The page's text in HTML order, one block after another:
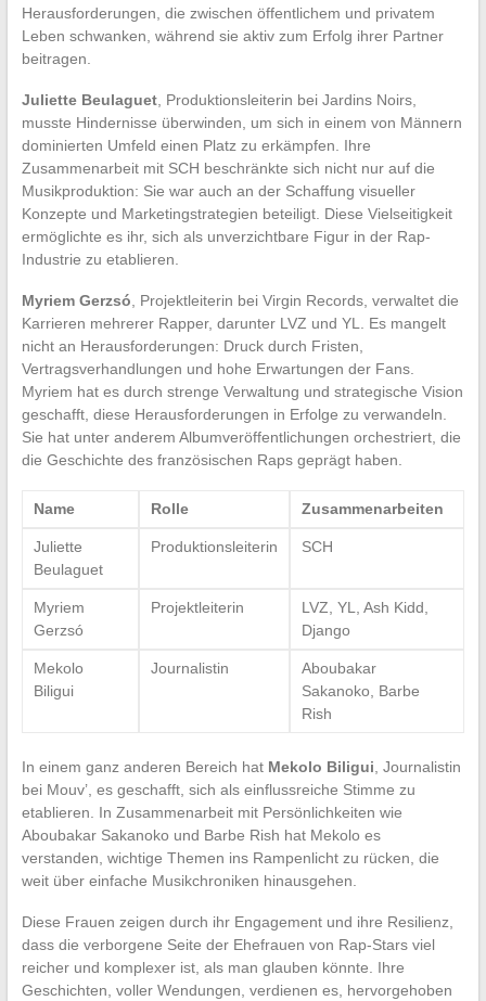
Herausforderungen, die zwischen öffentlichem und privatem
Leben schwanken, während sie aktiv zum Erfolg ihrer Partner
beitragen.
Juliette Beulaguet, Produktionsleiterin bei Jardins Noirs,
musste Hindernisse überwinden, um sich in einem von Männern
dominierten Umfeld einen Platz zu erkämpfen. Ihre
Zusammenarbeit mit SCH beschränkte sich nicht nur auf die
Musikproduktion: Sie war auch an der Schaffung visueller
Konzepte und Marketingstrategien beteiligt. Diese Vielseitigkeit
ermöglichte es ihr, sich als unverzichtbare Figur in der Rap-
Industrie zu etablieren.
Myriem Gerzsó, Projektleiterin bei Virgin Records, verwaltet die
Karrieren mehrerer Rapper, darunter LVZ und YL. Es mangelt
nicht an Herausforderungen: Druck durch Fristen,
Vertragsverhandlungen und hohe Erwartungen der Fans.
Myriem hat es durch strenge Verwaltung und strategische Vision
geschafft, diese Herausforderungen in Erfolge zu verwandeln.
Sie hat unter anderem Albumveröffentlichungen orchestriert, die
die Geschichte des französischen Raps geprägt haben.
Name Rolle Zusammenarbeiten
Juliette
Beulaguet
Produktionsleiterin SCH
Myriem
Gerzsó
Projektleiterin
LVZ, YL, Ash Kidd,
Django
Mekolo
Biligui
Journalistin
Aboubakar
Sakanoko, Barbe
Rish
In einem ganz anderen Bereich hat Mekolo Biligui, Journalistin
bei Mouv’, es geschafft, sich als einflussreiche Stimme zu
etablieren. In Zusammenarbeit mit Persönlichkeiten wie
Aboubakar Sakanoko und Barbe Rish hat Mekolo es
verstanden, wichtige Themen ins Rampenlicht zu rücken, die
weit über einfache Musikchroniken hinausgehen.
Diese Frauen zeigen durch ihr Engagement und ihre Resilienz,
dass die verborgene Seite der Ehefrauen von Rap-Stars viel
reicher und komplexer ist, als man glauben könnte. Ihre
Geschichten, voller Wendungen, verdienen es, hervorgehoben